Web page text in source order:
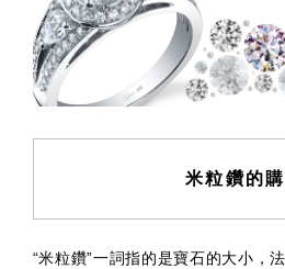
米粒鑽的
“米粒鑽”一詞指的是寶石的大小，